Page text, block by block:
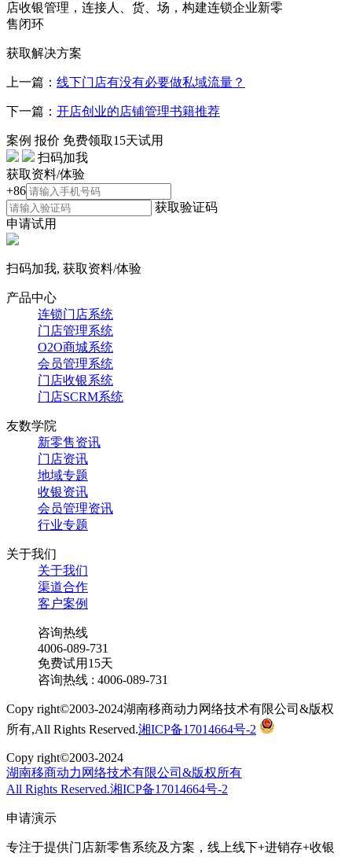
店收银管理，连接人、货、场，构建连锁企业新零
售闭环
获取解决方案
上一篇： 线下门店有没有必要做私域流量？
下一篇： 开店创业的店铺管理书籍推荐
案例 报价 免费领取15天试用
扫码加我
获取资料/体验
+86
获取验证码
申请试用
扫码加我, 获取资料/体验
产品中心
连锁门店系统
门店管理系统
O2O商城系统
会员管理系统
门店收银系统
门店SCRM系统
友数学院
新零售资讯
门店资讯
地域专题
收银资讯
会员管理资讯
行业专题
关于我们
关于我们
渠道合作
客户案例
咨询热线
4006-089-731
免费试用15天
咨询热线 : 4006-089-731
Copy right©2003-2024湖南移商动力网络技术有限公司&版权
所有,All Rights Reserved.湘ICP备17014664号-2
Copy right©2003-2024
湖南移商动力网络技术有限公司&版权所有
All Rights Reserved.湘ICP备17014664号-2
申请演示
专注于提供门店新零售系统及方案，线上线下+进销存+收银